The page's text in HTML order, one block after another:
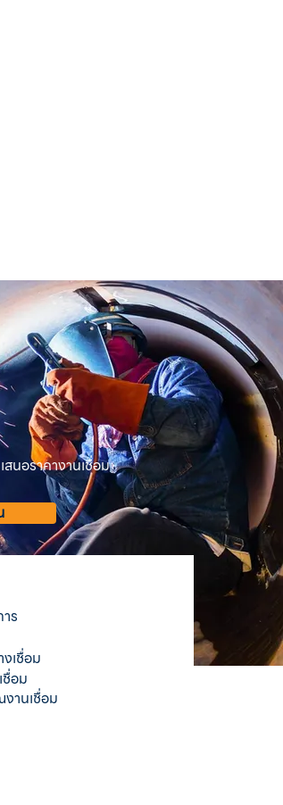
สนอราคางานเชื่อม
ร
เชื่อม
ชื่อม
านเชื่อม